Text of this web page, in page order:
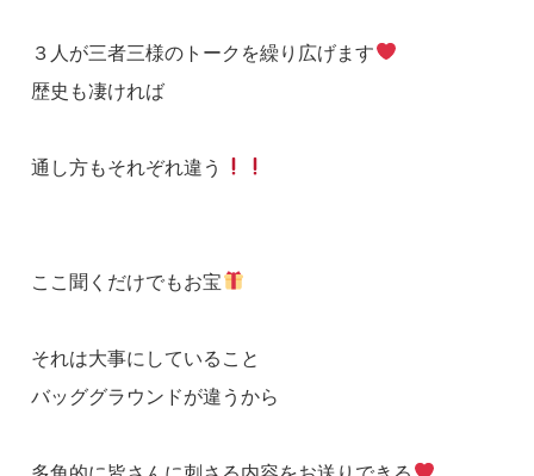
３人が三者三様のトークを繰り広げます
歴史も凄ければ
通し方もそれぞれ違う
ここ聞くだけでもお宝
それは大事にしていること
バッググラウンドが違うから